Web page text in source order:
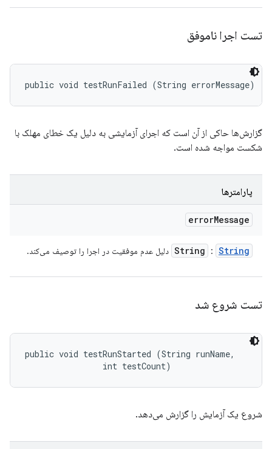
تست اجرا ناموفق
public void testRunFailed (String errorMessage)
گزارش‌ها حاکی از آن است که اجرای آزمایشی به دلیل یک خطای مهلک با
شکست مواجه شده است.
پارامترها
errorMessage
String : String دلیل عدم موفقیت در اجرا را توصیف می‌کند.
تست شروع شد
public void testRunStarted (String runName,
                int testCount)
شروع یک آزمایش را گزارش می‌دهد.